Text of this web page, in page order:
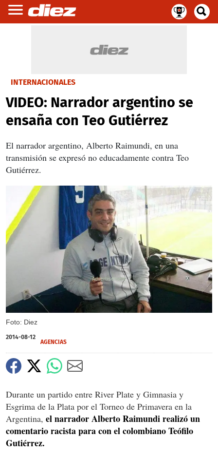
INTERNACIONALES
VIDEO: Narrador argentino se
ensaña con Teo Gutiérrez
El narrador argentino, Alberto Raimundi, en una
transmisión se expresó no educadamente contra Teo
Gutiérrez.
Foto: Diez
X
2014-08-12
AGENCIAS
Durante un partido entre River Plate y Gimnasia y
Esgrima de la Plata por el Torneo de Primavera en la
Argentina, el narrador Alberto Raimundi realizó un
comentario racista para con el colombiano Teófilo
Gutiérrez.